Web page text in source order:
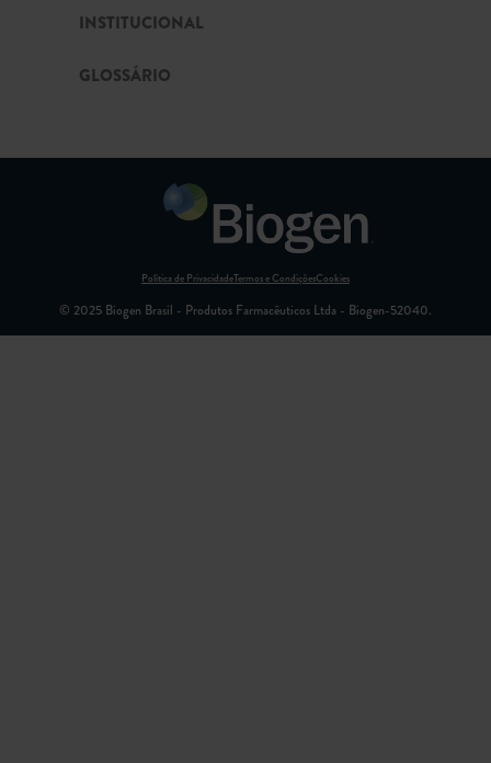
INSTITUCIONAL
GLOSSÁRIO
Política de PrivacidadeTermos e CondiçõesCookies
© 2025 Biogen Brasil - Produtos Farmacêuticos Ltda - Biogen-52040.